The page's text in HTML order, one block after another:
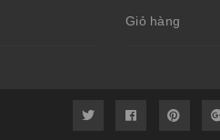
Giỏ hàng